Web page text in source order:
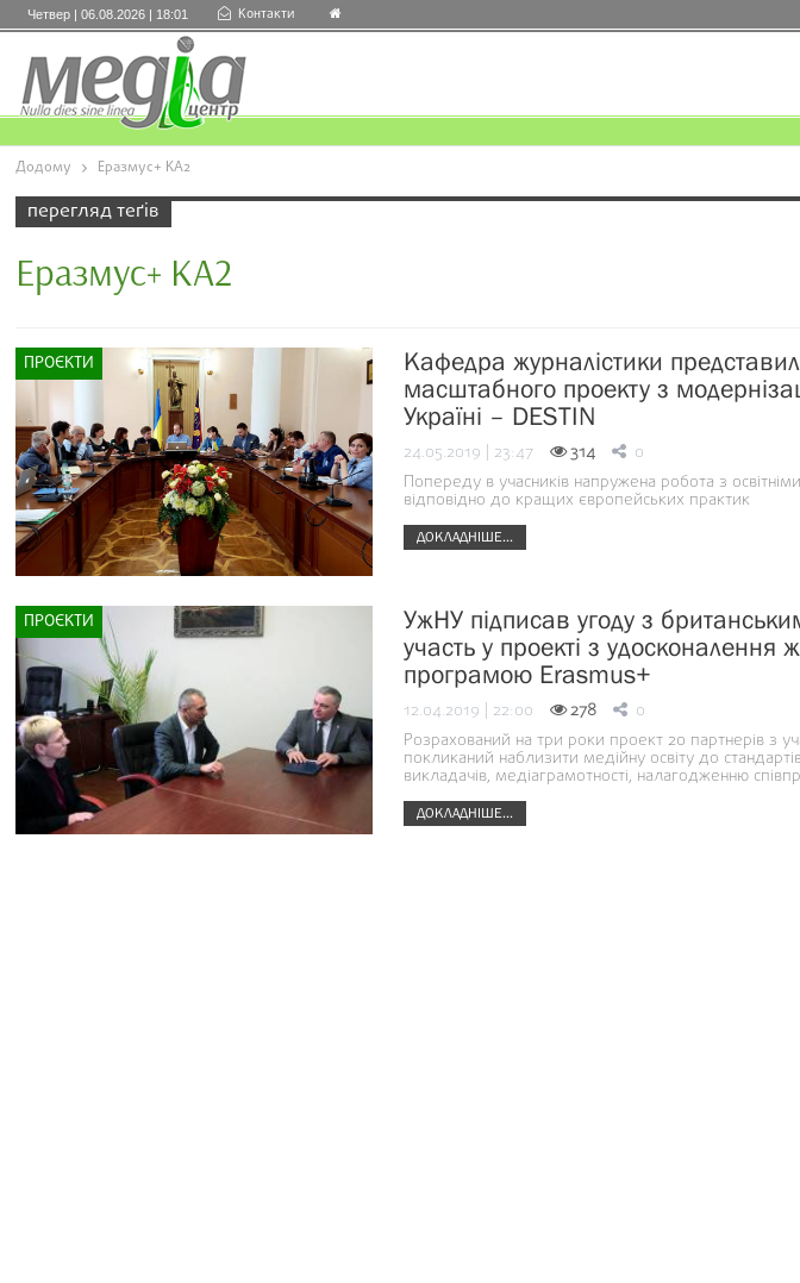
Четвер | 06.08.2026 | 18:01 Контакти
Додому Еразмус+ КА2
перегляд теґів
Еразмус+ КА2
ПРОЄКТИ
Кафедра журналістики
масштабного проекту з
Україні – DESTIN
24.05.2019 | 23:47 314 0
Попереду в учасників напружена робота з
відповідно до кращих європейських практик
ДОКЛАДНІШЕ...
ПРОЄКТИ
УжНУ підписав угоду з
участь у проекті з удосконалення
програмою Erasmus+
12.04.2019 | 22:00 278 0
Розрахований на три роки проект 20 партнерів з
покликаний наблизити медійну освіту до
викладачів, медіаграмотності, налагодженню
ДОКЛАДНІШЕ...